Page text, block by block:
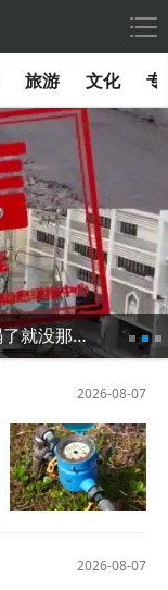
旅游 文化 专
深圳那个坑两天就不见了，但有些东西塌了就没那么容易修
2026-08-07
2026-08-07